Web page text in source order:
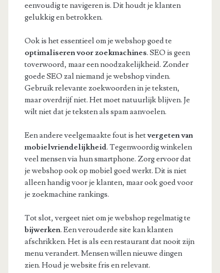
eenvoudig te navigeren is. Dit houdt je klanten
gelukkig en betrokken.
Ook is het essentieel om je webshop goed te
optimaliseren voor zoekmachines. SEO is geen
toverwoord, maar een noodzakelijkheid. Zonder
goede SEO zal niemand je webshop vinden.
Gebruik relevante zoekwoorden in je teksten,
maar overdrijf niet. Het moet natuurlijk blijven. Je
wilt niet dat je teksten als spam aanvoelen.
Een andere veelgemaakte fout is hetvergeten van
mobielvriendelijkheid. Tegenwoordig winkelen
veel mensen via hun smartphone. Zorg ervoor dat
je webshop ook op mobiel goed werkt. Dit is niet
alleen handig voor je klanten, maar ook goed voor
je zoekmachine rankings.
Tot slot, vergeet niet om je webshop regelmatig te
bijwerken. Een verouderde site kan klanten
afschrikken. Het is als een restaurant dat nooit zijn
menu verandert. Mensen willen nieuwe dingen
zien. Houd je website fris en relevant.